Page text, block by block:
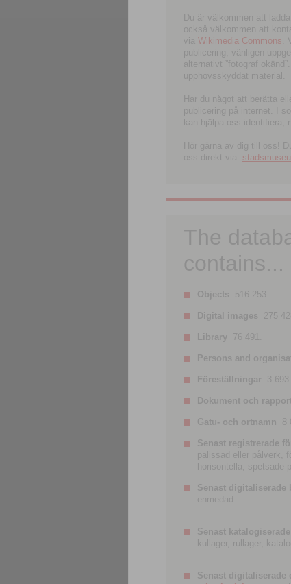
Du är välkommen att
också välkommen att
via Wikimedia Commons .
publicering, vänligen
alternativt ”fotograf
upphovsskyddat material.
Har du något att berätta
publicering på internet. I
kan hjälpa oss
Hör gärna av dig till oss!
oss direkt via:
The
contains...
Objects 516 253.
Digital images 275
Library 76 491.
Persons and
Föreställningar 3 693.
Dokument och
Gatu- och ortnamn 8
Senast registrerade
palissad eller pålverk,
horisontella, spetsade
Senast digitaliserade
enmedad
Senast
kullager, rullager,
Senast digitaliserade